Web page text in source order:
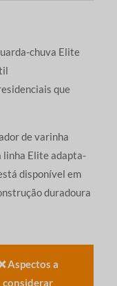
chuva Elite
que
de varinha
linha Elite adapta-
disponível em
duradoura
Aspectos a
considerar